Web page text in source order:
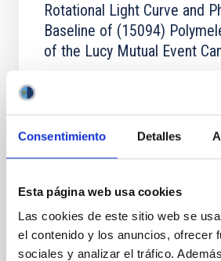
Consentimiento Detalles
Esta página web usa cookies
Las cookies de este sitio web se
el contenido y los anuncios, ofrecer
sociales y analizar el tráfico.
Rotational Light Curve and
Baseline of (15094)
of the Lucy Mutual Event
model for the Jupiter Trojan
Two-meter Twin Telescope (TTT).
Minimization over the combined
Alarcon, Miguel R. et al.
Fecha de publicación:
5 2026